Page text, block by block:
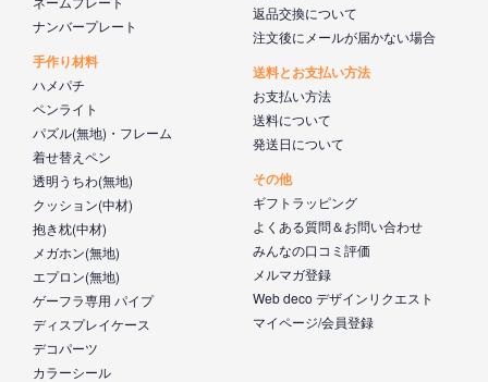
ナンバープレート
手作り材料
ハメパチ
ペンライト
パズル(無地)・フレーム
着せ替えペン
透明うちわ(無地)
クッション(中材)
抱き枕(中材)
メガホン(無地)
エプロン(無地)
ゲーフラ専用 パイプ
ディスプレイケース
デコパーツ
カラーシール
返品交換について
注文後にメールが届かない場合
送料とお支払い方法
お支払い方法
送料について
発送日について
その他
ギフトラッピング
よくある質問＆お問い合わせ
みんなの口コミ評価
メルマガ登録
Web deco デザインリクエスト
マイページ/会員登録